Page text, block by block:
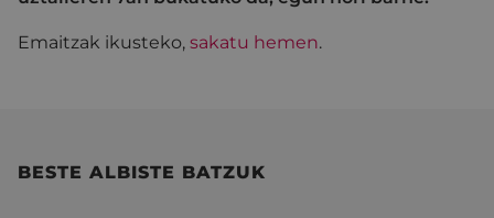
Emaitzak ikusteko, sakatu hemen.
BESTE ALBISTE BATZUK